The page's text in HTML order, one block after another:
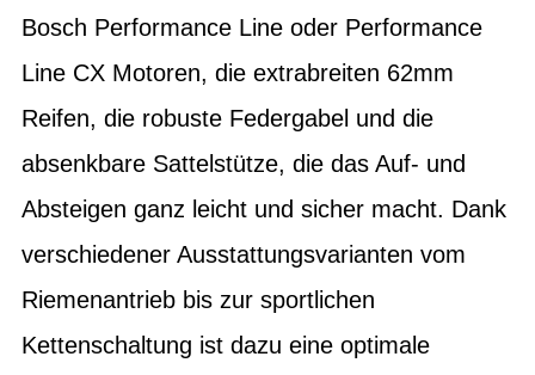
Bosch Performance Line oder Performance
Line CX Motoren, die extrabreiten 62mm
Reifen, die robuste Federgabel und die
absenkbare Sattelstütze, die das Auf- und
Absteigen ganz leicht und sicher macht. Dank
verschiedener Ausstattungsvarianten vom
Riemenantrieb bis zur sportlichen
Kettenschaltung ist dazu eine optimale